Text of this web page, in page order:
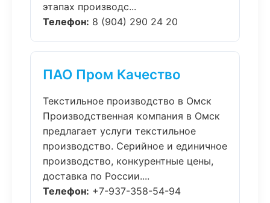
этапах производс...
Телефон: 8 (904) 290 24 20
ПАО Пром Качество
Текстильное производство в Омск
Производственная компания в Омск
предлагает услуги текстильное
производство. Серийное и единичное
производство, конкурентные цены,
доставка по России....
Телефон: +7-937-358-54-94